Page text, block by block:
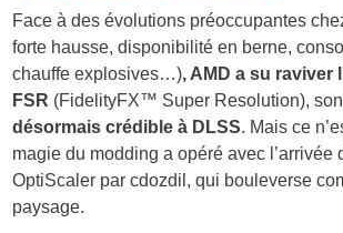
Face à des évolutions préoccupantes
forte hausse, disponibilité en berne,
chauffe explosives…), AMD a su raviver
FSR (FidelityFX™ Super Resolution),
désormais crédible à DLSS. Mais ce
magie du modding a opéré avec l’arrivée
OptiScaler par cdozdil, qui bouleverse
paysage.